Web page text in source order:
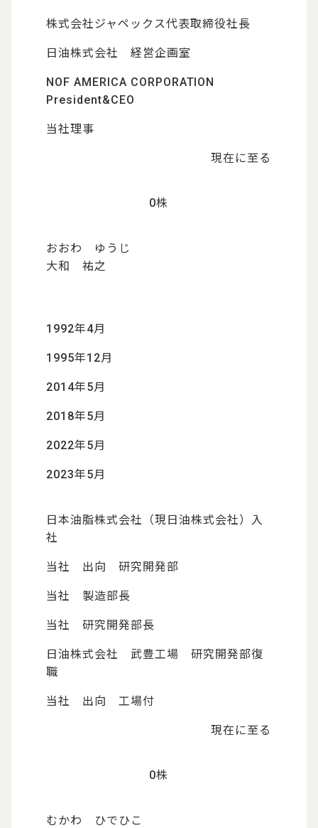
株式会社ジャペックス代表取締役社長
日油株式会社 経営企画室
NOF AMERICA CORPORATION
President&CEO
当社理事
現在に至る
0株
おおわ ゆうじ
大和 祐之
1992年4月
1995年12月
2014年5月
2018年5月
2022年5月
2023年5月
日本油脂株式会社（現日油株式会社）入
社
当社 出向 研究開発部
当社 製造部長
当社 研究開発部長
日油株式会社 武豊工場 研究開発部復
職
当社 出向 工場付
現在に至る
0株
むかわ ひでひこ